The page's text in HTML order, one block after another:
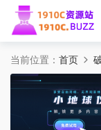
当前位置： 首页